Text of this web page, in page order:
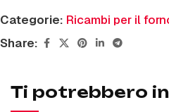
Categorie: Ricambi per il
Share:
Ti potrebbero